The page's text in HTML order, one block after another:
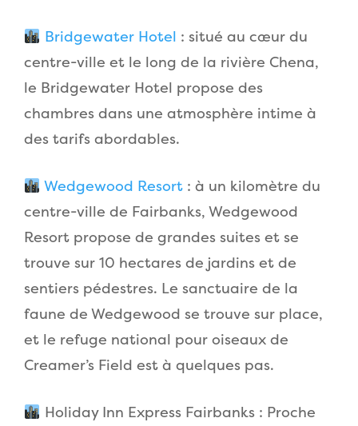
Bridgewater Hotel : situé au cœur du
centre-ville et le long de la rivière Chena,
le Bridgewater Hotel propose des
chambres dans une atmosphère intime à
des tarifs abordables.
Wedgewood Resort: à un kilomètre du
centre-ville de Fairbanks, Wedgewood
Resort propose de grandes suites et se
trouve sur 10 hectares de jardins et de
sentiers pédestres. Le sanctuaire de la
faune de Wedgewood se trouve sur place,
et le refuge national pour oiseaux de
Creamer’s Field est à quelques pas.
Holiday Inn Express Fairbanks : Proche